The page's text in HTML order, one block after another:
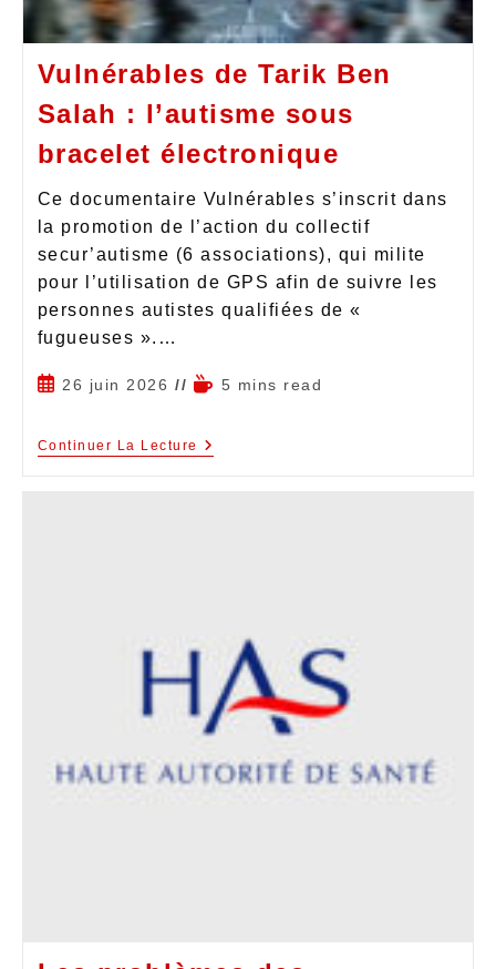
Vulnérables de Tarik Ben
Salah : l’autisme sous
bracelet électronique
Ce documentaire Vulnérables s’inscrit dans
la promotion de l’action du collectif
secur’autisme (6 associations), qui milite
pour l’utilisation de GPS afin de suivre les
personnes autistes qualifiées de «
fugueuses ».…
26 juin 2026 5 mins read
Continuer La Lecture